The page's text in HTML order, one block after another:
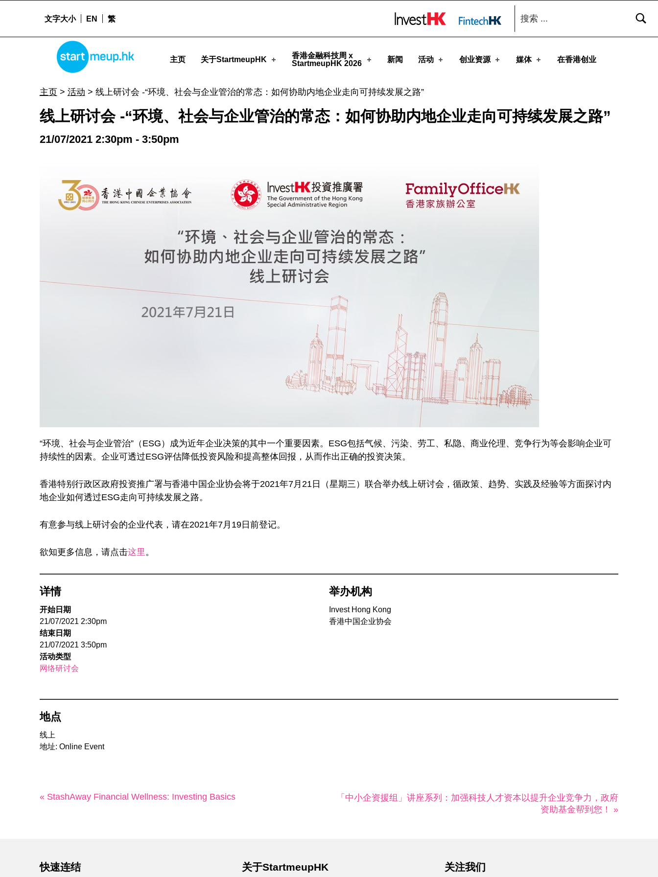
线上研讨会 -“环境、社会与企业管治的常态：如何协助内地企业走向可持续发展之路” - StartmeupHK
STARTMEUPHK
主页 关于StartmeupHK
香港金融科技周 x
StartmeupHK 2026
新闻 活动 创业资源 媒体 在香港创业
文字大小 EN 繁
搜索：
主页> 活动 > 线上研讨会 -“环境、社会与企业管治的常态：如何协助内地企业走向可持续发展之路”
线上研讨会 -“环境、社会与企业管治的常态：如何协助内地企业走向可持续发展之路”
21/07/2021 2:30pm - 3:50pm
“环境、社会与企业管治”（ESG）成为近年企业决策的其中一个重要因素。ESG包括气候、污染、劳工、私隐、商业伦理、竞争行为等会影响企业可
持续性的因素。企业可透过ESG评估降低投资风险和提高整体回报，从而作出正确的投资决策。
香港特别行政区政府投资推广署与香港中国企业协会将于2021年7月21日（星期三）联合举办线上研讨会，循政策、趋势、实践及经验等方面探讨内
地企业如何透过ESG走向可持续发展之路。
有意参与线上研讨会的企业代表，请在2021年7月19日前登记。
欲知更多信息，请点击这里。
详情
开始日期
21/07/2021 2:30pm
结束日期
21/07/2021 3:50pm
活动类型
网络研讨会
举办机构
Invest Hong Kong
香港中国企业协会
地点
线上
地址: Online Event
« StashAway Financial Wellness: Investing Basics
「中小企资援组」讲座系列：加强科技人才资本以提升企业竞争力，政府
资助基金帮到您！ »
快速连结 关于StartmeupHK 关注我们